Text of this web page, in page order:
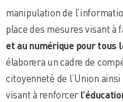
manipulation de
place des mesures visant à
et au numérique pour tous
élaborera un cadre de
citoyenneté de l’Union
visant à renforcer